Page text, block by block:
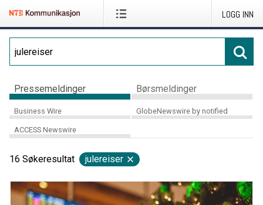
LOGG INN
Pressemeldinger Børsmeldinger
Business Wire GlobeNewswire by notified
ACCESS Newswire
16 Søkeresultat julereiser